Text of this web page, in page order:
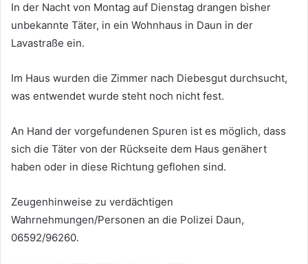
In der Nacht von Montag auf Dienstag drangen bisher
unbekannte Täter, in ein Wohnhaus in Daun in der
Lavastraße ein.
Im Haus wurden die Zimmer nach Diebesgut durchsucht,
was entwendet wurde steht noch nicht fest.
An Hand der vorgefundenen Spuren ist es möglich, dass
sich die Täter von der Rückseite dem Haus genähert
haben oder in diese Richtung geflohen sind.
Zeugenhinweise zu verdächtigen
Wahrnehmungen/Personen an die Polizei Daun,
06592/96260.